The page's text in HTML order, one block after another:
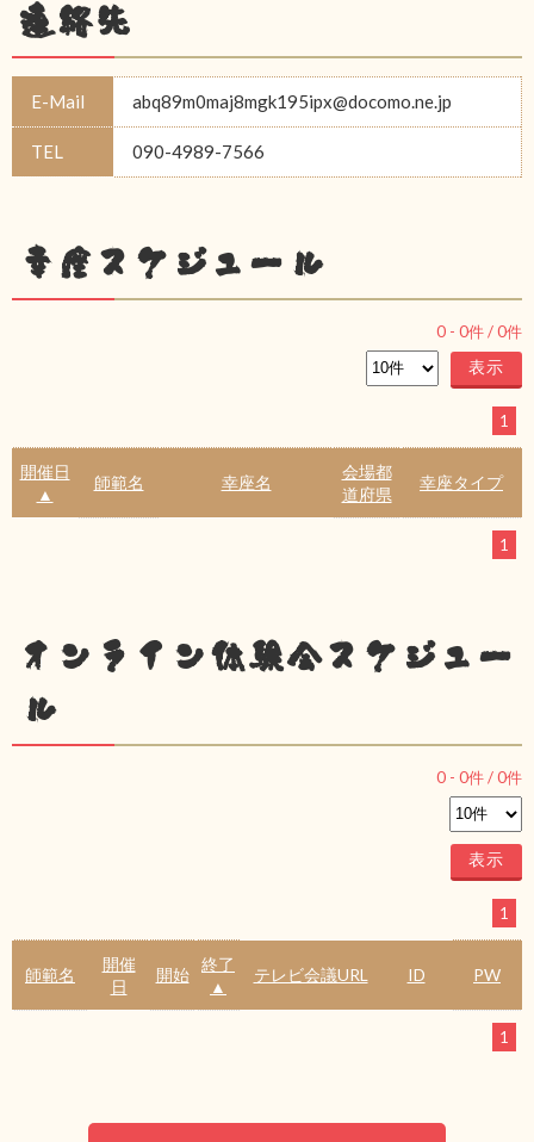
連絡先
E-Mail abq89m0maj8mgk195ipx@docomo.ne.jp
TEL 090-4989-7566
幸座スケジュール
0 - 0件 /0件
1
開催日
▲
師範名 幸座名
会場都
道府県
幸座タイプ
1
オンライン体験会スケジュー
ル
0 - 0件 /0件
1
師範名
開催
日
開始
終了
▲
テレビ会議URL ID PW
1